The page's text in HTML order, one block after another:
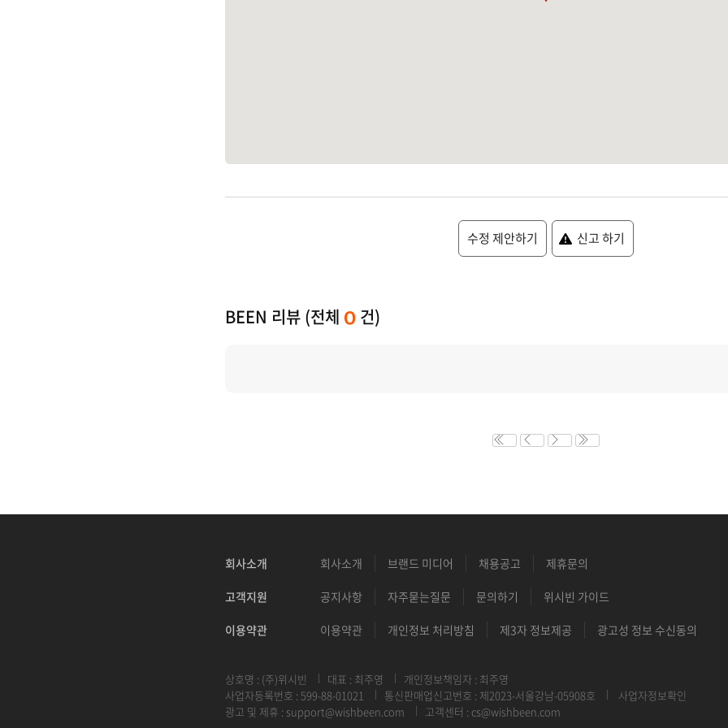
수정 제안하기 신고 하기
BEEN 리뷰 (전체 0 건)
회사소개 회사소개 브랜드 미디어 채용공고 제휴문의
고객지원 공지사항 자주묻는질문 문의하기 위시빈 가이드
이용약관 이용약관 개인정보 처리방침 제3자 정보제공 광고성 정보 수신동의
상호명 : (주)위시빈 대표 : 최주영
개인정보책임자 : 최주영
사업자등록번호 : 599-88-01021
통신판매업신고번호 : 제2023-서울강남-05908호
사업자정보확인
광고 및 제휴 : support@wishbeen.com 고객센터 : cs@wishbeen.com